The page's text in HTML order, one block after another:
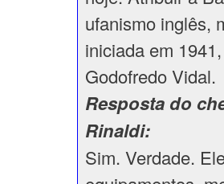
ufanismo inglês,
iniciada em
Godofredo Vidal.
Resposta do
Rinaldi:
Sim. Verdade.